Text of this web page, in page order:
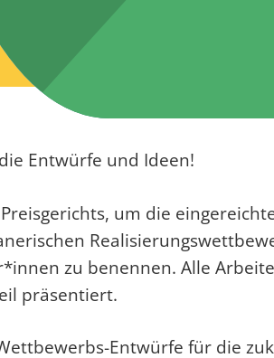
Entwürfe und Ideen!
um die
zu benennen. Alle
präsentiert.
Entwürfe für die